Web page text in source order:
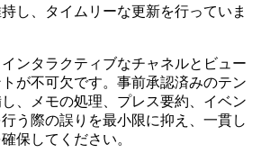
し、タイムリーな更新を行っていま
ンタラクティブなチャネルとビュー
が不可欠です。事前承認済みのテン
、メモの処理、プレス要約、イベン
行う際の誤りを最小限に抑え、一貫し
保してください。